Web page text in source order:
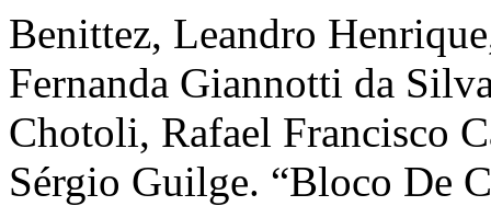
Benittez, Leandro
Fernanda Giannotti da
Chotoli, Rafael Francisco
Sérgio Guilge. “Bloco De